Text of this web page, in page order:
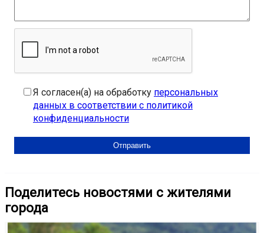
Я согласен(а) на обработку персональных
данных в соответствии с политикой
конфиденциальности
Поделитесь новостями с жителями
города